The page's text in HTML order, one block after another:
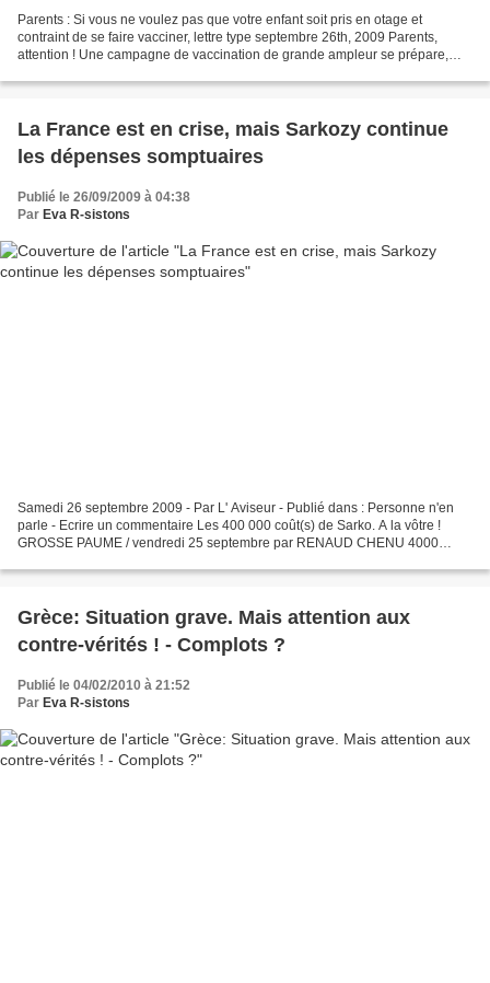
Parents : Si vous ne voulez pas que votre enfant soit pris en otage et
contraint de se faire vacciner, lettre type septembre 26th, 2009 Parents,
attention ! Une campagne de vaccination de grande ampleur se prépare,
La France est en crise, mais Sarkozy continue
les dépenses somptuaires
Publié le 26/09/2009 à 04:38
Par Eva R-sistons
Samedi 26 septembre 2009 - Par L' Aviseur - Publié dans : Personne n'en
parle - Ecrire un commentaire Les 400 000 coût(s) de Sarko. A la vôtre !
GROSSE PAUME / vendredi 25 septembre par RENAUD CHENU 4000
Grèce: Situation grave. Mais attention aux
contre-vérités ! - Complots ?
Publié le 04/02/2010 à 21:52
Par Eva R-sistons